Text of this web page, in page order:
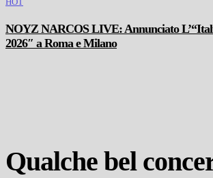
NOYZ NARCOS LIVE: Annunciato
2026″ a Roma e Milano
Qualche bel